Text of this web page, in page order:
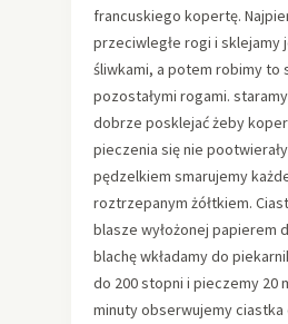
francuskiego kopertę.
przeciwległe rogi i sklejamy
śliwkami, a potem robimy to
pozostałymi rogami.
dobrze posklejać żeby
pieczenia się nie
pędzelkiem smarujemy
roztrzepanym żółtkiem.
blasze wyłożonej papierem
blachę wkładamy do
do 200 stopni i pieczemy 20
minuty obserwujemy